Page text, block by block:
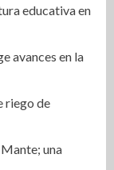
educativa en
avances en la
riego de
una